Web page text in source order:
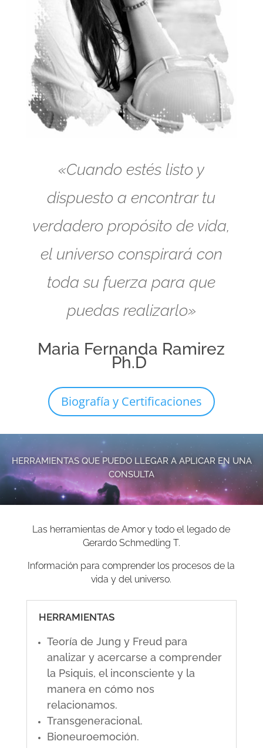
«Cuando estés listo y
dispuesto a encontrar tu
verdadero propósito de vida,
el universo conspirará con
toda su fuerza para que
puedas realizarlo»
Maria Fernanda Ramirez
Ph.D
Biografía y Certificaciones
HERRAMIENTAS QUE PUEDO LLEGAR A APLICAR EN UNA
CONSULTA
Las herramientas de Amor y todo el legado de
Gerardo Schmedling T.
Información para comprender los procesos de la
vida y del universo.
HERRAMIENTAS
Teoría de Jung y Freud para
analizar y acercarse a comprender
la Psiquis, el inconsciente y la
manera en cómo nos
relacionamos.
Transgeneracional.
Bioneuroemoción.